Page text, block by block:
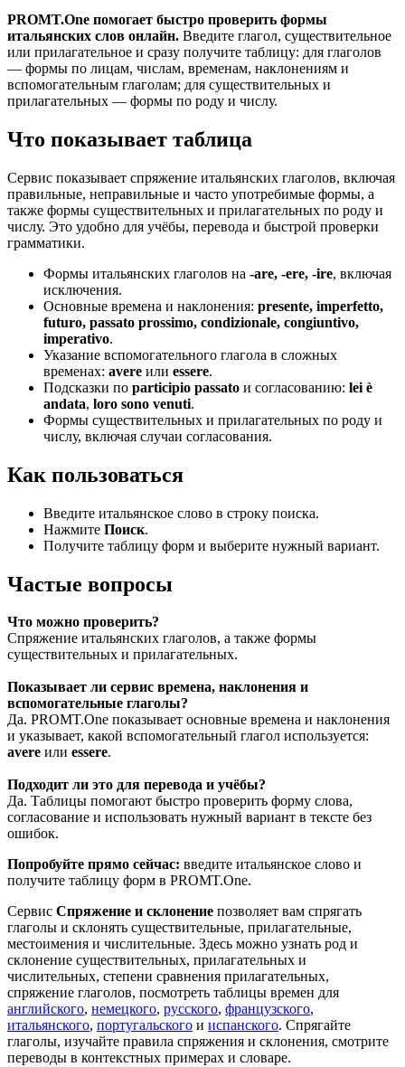
PROMT.One помогает быстро проверить формы
итальянских слов онлайн. Введите глагол, существительное
или прилагательное и сразу получите таблицу: для глаголов
— формы по лицам, числам, временам, наклонениям и
вспомогательным глаголам; для существительных и
прилагательных — формы по роду и числу.
Что показывает таблица
Сервис показывает спряжение итальянских глаголов, включая
правильные, неправильные и часто употребимые формы, а
также формы существительных и прилагательных по роду и
числу. Это удобно для учёбы, перевода и быстрой проверки
грамматики.
Формы итальянских глаголов на -are, -ere, -ire, включая
исключения.
Основные времена и наклонения: presente, imperfetto,
futuro, passato prossimo, condizionale, congiuntivo,
imperativo.
Указание вспомогательного глагола в сложных
временах: avere или essere.
Подсказки по participio passato и согласованию: lei è
andata, loro sono venuti.
Формы существительных и прилагательных по роду и
числу, включая случаи согласования.
Как пользоваться
Введите итальянское слово в строку поиска.
Нажмите Поиск.
Получите таблицу форм и выберите нужный вариант.
Частые вопросы
Что можно проверить?
Спряжение итальянских глаголов, а также формы
существительных и прилагательных.
Показывает ли сервис времена, наклонения и
вспомогательные глаголы?
Да. PROMT.One показывает основные времена и наклонения
и указывает, какой вспомогательный глагол используется:
avere или essere.
Подходит ли это для перевода и учёбы?
Да. Таблицы помогают быстро проверить форму слова,
согласование и использовать нужный вариант в тексте без
ошибок.
Попробуйте прямо сейчас: введите итальянское слово и
получите таблицу форм в PROMT.One.
Сервис Спряжение и склонение позволяет вам спрягать
глаголы и склонять существительные, прилагательные,
местоимения и числительные. Здесь можно узнать род и
склонение существительных, прилагательных и
числительных, степени сравнения прилагательных,
спряжение глаголов, посмотреть таблицы времен для
английского, немецкого, русского, французского,
итальянского, португальского и испанского. Спрягайте
глаголы, изучайте правила спряжения и склонения, смотрите
переводы в контекстных примерах и словаре.